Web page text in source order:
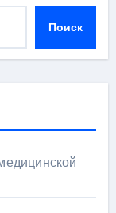
Поиск